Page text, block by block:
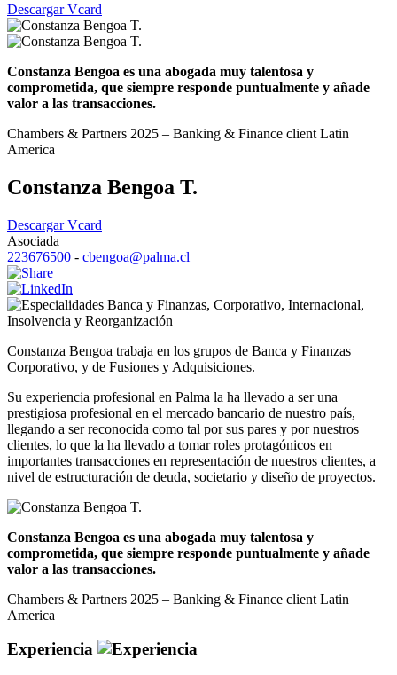
Descargar Vcard
Constanza Bengoa es una abogada muy talentosa y
comprometida, que siempre responde puntualmente y añade
valor a las transacciones.
Chambers & Partners 2025 – Banking & Finance client Latin
America
Constanza Bengoa T.
Descargar Vcard
Asociada
223676500 - cbengoa@palma.cl
Banca y Finanzas, Corporativo, Internacional,
Insolvencia y Reorganización
Constanza Bengoa trabaja en los grupos de Banca y Finanzas
Corporativo, y de Fusiones y Adquisiciones.
Su experiencia profesional en Palma la ha llevado a ser una
prestigiosa profesional en el mercado bancario de nuestro país,
llegando a ser reconocida como tal por sus pares y por nuestros
clientes, lo que la ha llevado a tomar roles protagónicos en
importantes transacciones en representación de nuestros clientes, a
nivel de estructuración de deuda, societario y diseño de proyectos.
Constanza Bengoa es una abogada muy talentosa y
comprometida, que siempre responde puntualmente y añade
valor a las transacciones.
Chambers & Partners 2025 – Banking & Finance client Latin
America
Experiencia